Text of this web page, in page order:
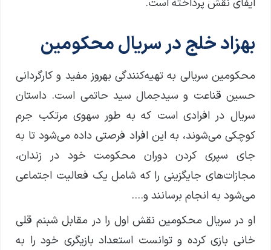
ایفای نقش پرداخته است.
بهزاد خلج در سریال محکومین
محکومین سریالی به تهیه‌کنندگی بهروز مفید و کارگردانی
حسین قناعت و سیدجمال سید حاتمی است. داستان
سریال در افرادی است که به طور سهوی مرتکب جرم
کوچکی می‌شوند، به این افراد فرصتی داده می‌شود تا به
جای سپری کردن دوران محکومت خود در زندان،
مجازات‌های جایگزینی را که شامل یک فعالیت اجتماعی
می‌شود به انجام برسانند و….
او در سریال محکومین نقش اول را در مقابل شبنم قلی
خانی بازی کرده و توانست استعداد بازیگری خود را به